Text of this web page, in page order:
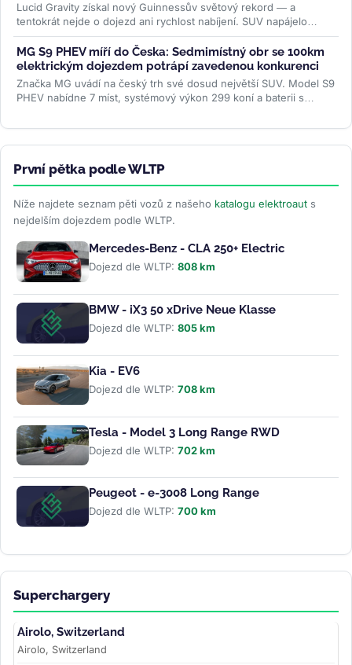
Lucid Gravity získal nový Guinnessův světový rekord — a
tentokrát nejde o dojezd ani rychlost nabíjení. SUV napájelo
osmihodinový DJ set...>>
MG S9 PHEV míří do Česka: Sedmimístný obr se 100km
elektrickým dojezdem potrápí zavedenou konkurenci
Značka MG uvádí na český trh své dosud největší SUV. Model S9
PHEV nabídne 7 míst, systémový výkon 299 koní a baterii s
První pětka podle WLTP
Níže najdete seznam pěti vozů z našeho katalogu elektroaut s
nejdelším dojezdem podle WLTP.
Mercedes-Benz - CLA 250+ Electric
Dojezd dle WLTP: 808 km
BMW - iX3 50 xDrive Neue Klasse
Dojezd dle WLTP: 805 km
Kia - EV6
Dojezd dle WLTP: 708 km
Tesla - Model 3 Long Range RWD
Dojezd dle WLTP: 702 km
Peugeot - e-3008 Long Range
Dojezd dle WLTP: 700 km
Superchargery
Airolo, Switzerland
Airolo, Switzerland